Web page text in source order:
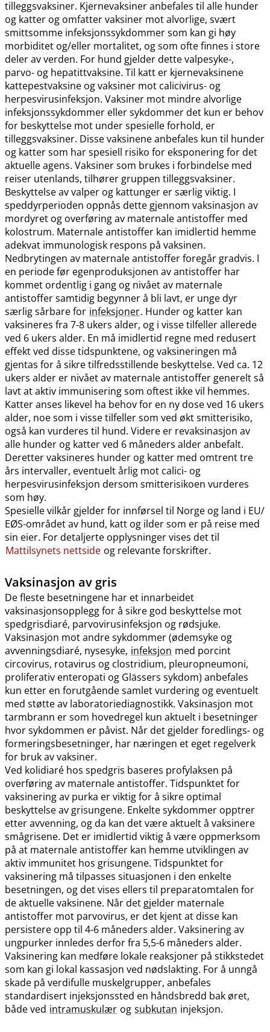
tilleggsvaksiner. Kjernevaksiner anbefales til alle hunder
og katter og omfatter vaksiner mot alvorlige, svært
smittsomme infeksjonssykdommer som kan gi høy
morbiditet og​/​eller mortalitet, og som ofte finnes i store
deler av verden. For hund gjelder dette valpesyke-,
parvo- og hepatittvaksine. Til katt er kjernevaksinene
kattepestvaksine og vaksiner mot calicivirus- og
herpesvirusinfeksjon. Vaksiner mot mindre alvorlige
infeksjonssykdommer eller sykdommer det kun er behov
for beskyttelse mot under spesielle forhold, er
tilleggsvaksiner. Disse vaksinene anbefales kun til hunder
og katter som har spesiell risiko for eksponering for det
aktuelle agens. Vaksiner som brukes i forbindelse med
reiser utenlands, tilhører gruppen tilleggsvaksiner.
Beskyttelse av valper og kattunger er særlig viktig. I
speddyrperioden oppnås dette gjennom vaksinasjon av
mordyret og overføring av maternale antistoffer med
kolostrum. Maternale antistoffer kan imidlertid hemme
adekvat immunologisk respons på vaksinen.
Nedbrytingen av maternale antistoffer foregår gradvis. I
en periode før egenproduksjonen av antistoffer har
kommet ordentlig i gang og nivået av maternale
antistoffer samtidig begynner å bli lavt, er unge dyr
særlig sårbare for infeksjoner. Hunder og katter kan
vaksineres fra 7-8 ukers alder, og i visse tilfeller allerede
ved 6 ukers alder. En må imidlertid regne med redusert
effekt ved disse tidspunktene, og vaksineringen må
gjentas for å sikre tilfredsstillende beskyttelse. Ved ca. 12
ukers alder er nivået av maternale antistoffer generelt så
lavt at aktiv immunisering som oftest ikke vil hemmes.
Katter anses likevel ha behov for en ny dose ved 16 ukers
alder, noe som i visse tilfeller som ved økt smitterisiko,
også kan vurderes til hund. Videre er revaksinasjon av
alle hunder og katter ved 6 måneders alder anbefalt.
Deretter vaksineres hunder og katter med omtrent tre
års intervaller, eventuelt årlig mot calici- og
herpesvirusinfeksjon dersom smitterisikoen vurderes
som høy.
Spesielle vilkår gjelder for innførsel til Norge og land i EU​/​
EØS-området av hund, katt og ilder som er på reise med
sin eier. For detaljerte opplysninger vises det til
Mattilsynets nettside og relevante forskrifter.
Vaksinasjon av gris
De fleste besetningene har et innarbeidet
vaksinasjonsopplegg for å sikre god beskyttelse mot
spedgrisdiaré, parvovirusinfeksjon og rødsjuke.
Vaksinasjon mot andre sykdommer (ødemsyke og
avvenningsdiaré, nysesyke, infeksjon med porcint
circovirus, rotavirus og clostridium, pleuropneumoni,
proliferativ enteropati og Glässers sykdom) anbefales
kun etter en forutgående samlet vurdering og eventuelt
med støtte av laboratoriediagnostikk. Vaksinasjon mot
tarmbrann er som hovedregel kun aktuelt i besetninger
hvor sykdommen er påvist. Når det gjelder foredlings- og
formeringsbesetninger, har næringen et eget regelverk
for bruk av vaksiner.
Ved kolidiaré hos spedgris baseres profylaksen på
overføring av maternale antistoffer. Tidspunktet for
vaksinering av purka er viktig for å sikre optimal
beskyttelse av grisungene. Enkelte sykdommer opptrer
etter avvenning, og da kan det være aktuelt å vaksinere
smågrisene. Det er imidlertid viktig å være oppmerksom
på at maternale antistoffer kan hemme utviklingen av
aktiv immunitet hos grisungene. Tidspunktet for
vaksinering må tilpasses situasjonen i den enkelte
besetningen, og det vises ellers til preparatomtalen for
de aktuelle vaksinene. Når det gjelder maternale
antistoffer mot parvovirus, er det kjent at disse kan
persistere opp til 4-6 måneders alder. Vaksinering av
ungpurker innledes derfor fra 5,5-6 måneders alder.
Vaksinering kan medføre lokale reaksjoner på stikkstedet
som kan gi lokal kassasjon ved nødslakting. For å unngå
skade på verdifulle muskelgrupper, anbefales
standardisert injeksjonssted en håndsbredd bak øret,
både ved intramuskulær og subkutan injeksjon.